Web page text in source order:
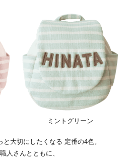
ミントグリーン
大切にしたくなる 定番の4色。
人さんとともに、